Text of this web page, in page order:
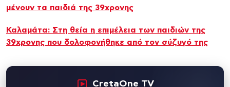
μένουν τα παιδιά της 39χρονης
Καλαμάτα: Στη θεία η επιμέλεια των παιδιών της
39χρονης που δολοφονήθηκε από τον σύζυγό της
CretaOne TV